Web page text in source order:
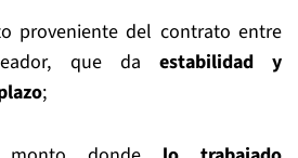
proveniente del contrato entre
que da estabilidady
;